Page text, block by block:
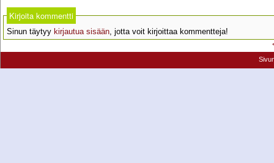
Kirjoita kommentti
Sinun täytyy kirjautua sisään, jotta voit kirjoittaa kommentteja!